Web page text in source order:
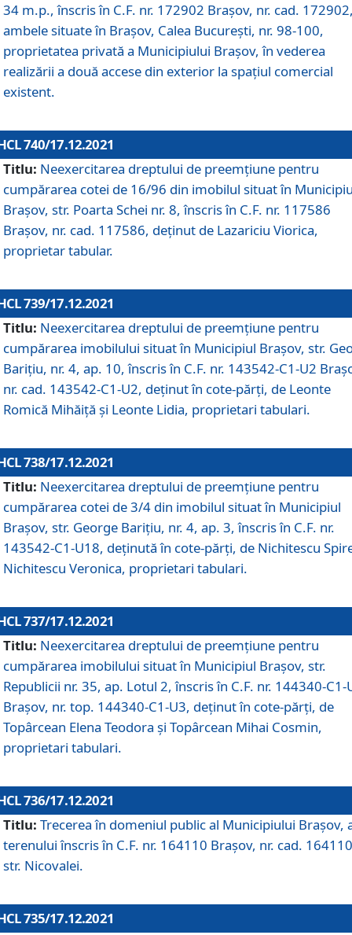
34 m.p., înscris în C.F. nr. 172902 Brașov, nr. cad.
ambele situate în Brașov, Calea București, nr. 98-100,
proprietatea privată a Municipiului Brașov, în vederea
realizării a două accese din exterior la spațiul comercial
existent.
740/17.12.2021
Titlu: Neexercitarea dreptului de preemţiune pentru
cumpărarea cotei de 16/96 din imobilul situat în
Braşov, str. Poarta Schei nr. 8, înscris în C.F. nr. 117586
Brașov, nr. cad. 117586, deținut de Lazariciu Viorica,
proprietar tabular.
739/17.12.2021
Titlu: Neexercitarea dreptului de preemţiune pentru
cumpărarea imobilului situat în Municipiul Braşov, str.
Barițiu, nr. 4, ap. 10, înscris în C.F. nr. 143542-C1-U2
nr. cad. 143542-C1-U2, deținut în cote-părți, de Leonte
Romică Mihăiță și Leonte Lidia, proprietari tabulari.
738/17.12.2021
Titlu: Neexercitarea dreptului de preemţiune pentru
cumpărarea cotei de 3/4 din imobilul situat în Municipiul
Braşov, str. George Barițiu, nr. 4, ap. 3, înscris în C.F. nr.
143542-C1-U18, deținută în cote-părți, de Nichitescu
Nichitescu Veronica, proprietari tabulari.
737/17.12.2021
Titlu: Neexercitarea dreptului de preemţiune pentru
cumpărarea imobilului situat în Municipiul Braşov, str.
Republicii nr. 35, ap. Lotul 2, înscris în C.F. nr. 144340-C1-
Brașov, nr. top. 144340-C1-U3, deținut în cote-părți, de
Topârcean Elena Teodora și Topârcean Mihai Cosmin,
proprietari tabulari.
736/17.12.2021
Titlu: Trecerea în domeniul public al Municipiului Braşov,
terenului înscris în C.F. nr. 164110 Brașov, nr. cad.
str. Nicovalei.
735/17.12.2021